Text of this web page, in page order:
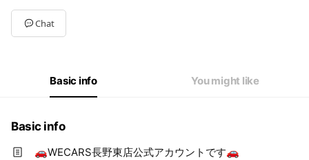
Tue10:00 - 19:00
Wed10:00 - 19:00
Thu10:00 - 19:00
10:00 - 19:00
オイル交換受付18時まで
Chat
Basic info You might like
Basic info
🚗WECARS長野東店公式アカウントです🚗